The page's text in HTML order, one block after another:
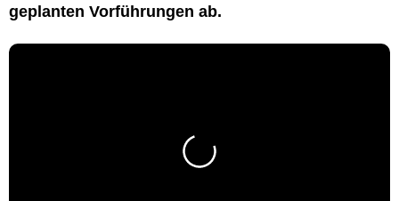
geplanten Vorführungen ab.